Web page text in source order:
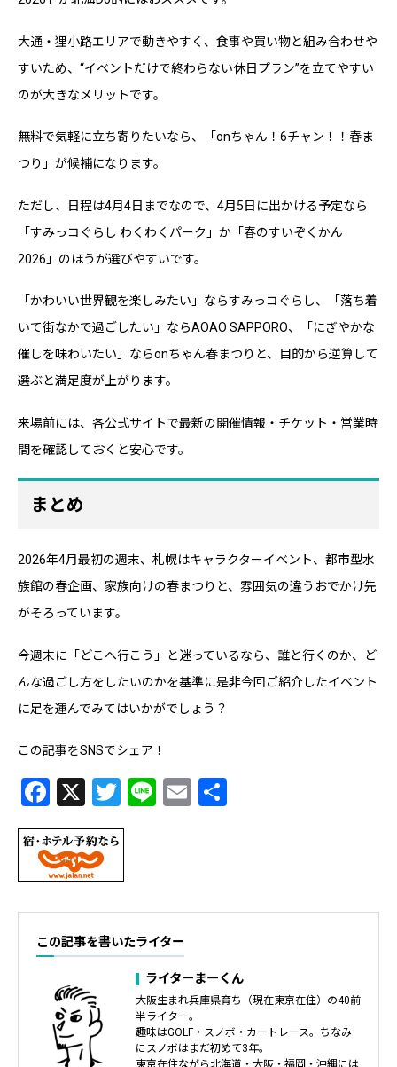
大通・狸小路エリアで動きやすく、食事や買い物と組み合わせや
すいため、“イベントだけで終わらない休日プラン”を立てやすい
のが大きなメリットです。
無料で気軽に立ち寄りたいなら、「onちゃん！6チャン！！春ま
つり」が候補になります。
ただし、日程は4月4日までなので、4月5日に出かける予定なら
「すみっコぐらし わくわくパーク」か「春のすいぞくかん
2026」のほうが選びやすいです。
「かわいい世界観を楽しみたい」ならすみっコぐらし、「落ち着
いて街なかで過ごしたい」ならAOAO SAPPORO、「にぎやかな
催しを味わいたい」ならonちゃん春まつりと、目的から逆算して
選ぶと満足度が上がります。
来場前には、各公式サイトで最新の開催情報・チケット・営業時
間を確認しておくと安心です。
まとめ
2026年4月最初の週末、札幌はキャラクターイベント、都市型水
族館の春企画、家族向けの春まつりと、雰囲気の違うおでかけ先
がそろっています。
今週末に「どこへ行こう」と迷っているなら、誰と行くのか、ど
んな過ごし方をしたいのかを基準に是非今回ご紹介したイベント
に足を運んでみてはいかがでしょう？
この記事をSNSでシェア！
Facebook
X Twitter
LineEmail
この記事を書いたライター
ライターまーくん
大阪生まれ兵庫県育ち（現在東京在住）の40前
半ライター。
趣味はGOLF・スノボ・カートレース。ちなみ
にスノボはまだ初めて3年。
東京在住ながら北海道・大阪・福岡・沖縄には